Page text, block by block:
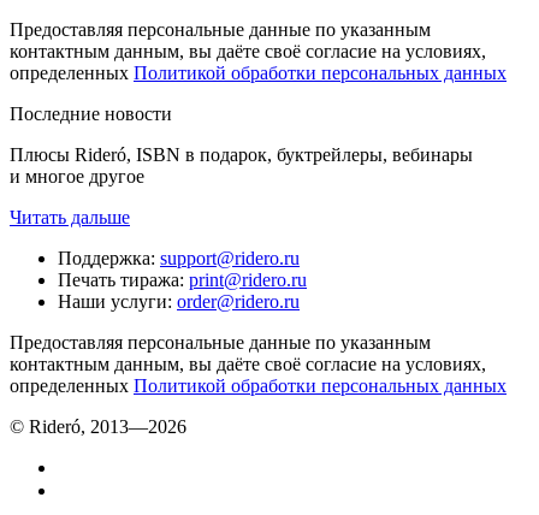
Предоставляя персональные данные по указанным
контактным данным, вы даёте своё согласие на условиях,
определенных Политикой обработки персональных данных
Последние новости
Плюсы Rideró, ISBN в подарок, буктрейлеры, вебинары
и многое другое
Читать дальше
Поддержка: support@ridero.ru
Печать тиража: print@ridero.ru
Наши услуги: order@ridero.ru
Предоставляя персональные данные по указанным
контактным данным, вы даёте своё согласие на условиях,
определенных Политикой обработки персональных данных
© Rideró, 2013—2026